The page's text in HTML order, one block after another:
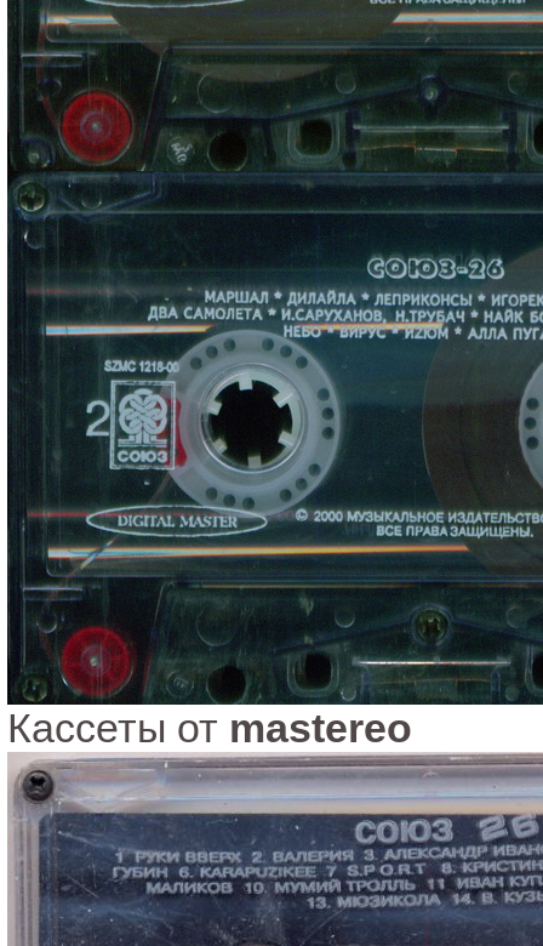
Кассеты от mastereo